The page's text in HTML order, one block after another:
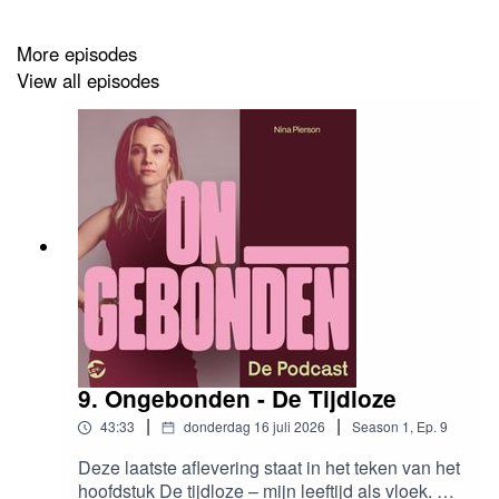
seks en schreef onlangs het boek Goed komen:
https://www.bol.com/nl/nl/f/goed-
komen/9300000130411404/
Marleen Janssen schrijft al ruim 30 jaar over vrouwelijke
seksualiteit in vrouwenbladen, schreef o.a. het boek
Fantastische orgasmes en geeft trainingen in het vallei-
orgasme:https://femalesecret.amsterdam/nl/
Nynke Nijman is psycholoog en consulent seksuele
gezondheid, maakt de podcast Seks, Relaties en
Liefdes! en schreef o.a. het boek Schaamteloze seks:
More episodes
View all episodes
9. Ongebonden - De Tijdloze
43:33 | donderdag 16 juli 2026 | Season 1, Ep.9
Deze laatste aflevering staat in het teken van het
hoofdstuk De tijdloze – mijn leeftijd als vloek. We